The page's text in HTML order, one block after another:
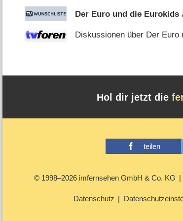
Der Euro und die Eurokids
Diskussionen über Der
Hol dir jetzt die
teilen
© 1998–2026 imfernsehen GmbH & Co. KG
Datenschutz